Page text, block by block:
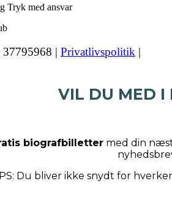
| Privatlivspolitik |
VIL DU MED I
biografbillettermed din
PS: Du bliver ikke snydt for